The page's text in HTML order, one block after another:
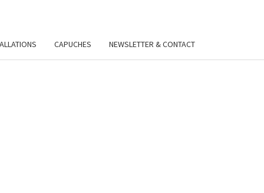
CAPUCHES NEWSLETTER & CONTACT